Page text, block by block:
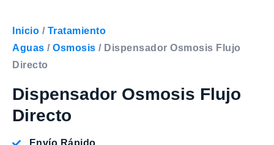
Inicio / Tratamiento
Aguas / Osmosis / Dispensador Osmosis Flujo
Directo
Dispensador Osmosis Flujo
Directo